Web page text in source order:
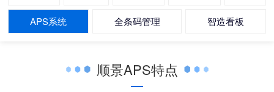
APS系统 全条码管理 智造看板
顺景APS特点